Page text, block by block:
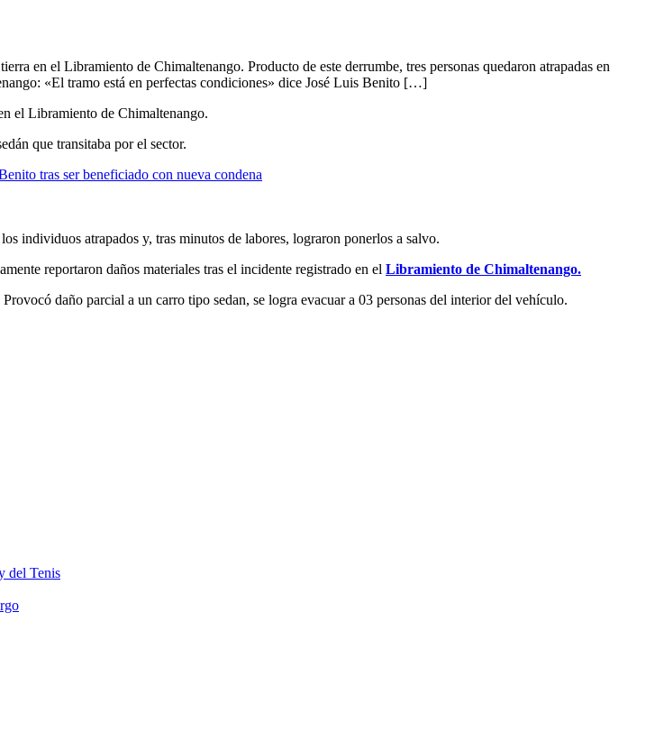
en el Libramiento de Chimaltenango. Producto de este derrumbe, tres personas quedaron atrapadas en
«El tramo está en perfectas condiciones» dice José Luis Benito […]
el Libramiento de Chimaltenango.
que transitaba por el sector.
tras ser beneficiado con nueva condena
individuos atrapados y, tras minutos de labores, lograron ponerlos a salvo.
reportaron daños materiales tras el incidente registrado en el Libramiento de Chimaltenango.
daño parcial a un carro tipo sedan, se logra evacuar a 03 personas del interior del vehículo.
del Tenis